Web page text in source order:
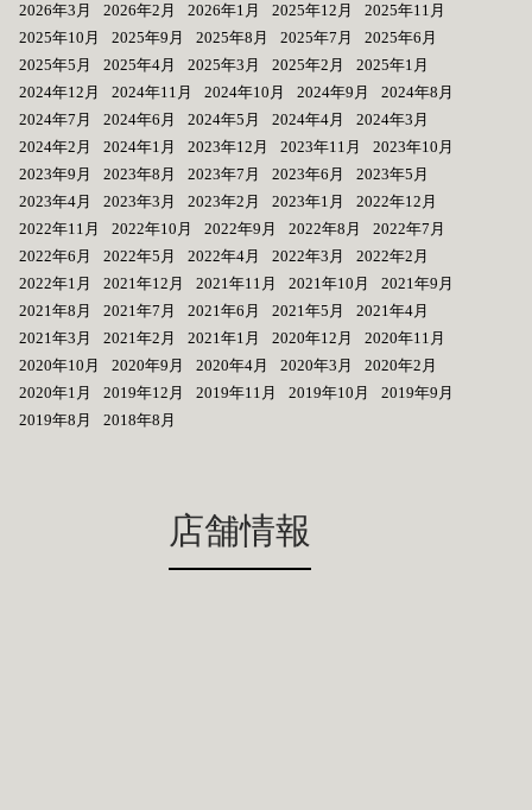
2026年3月 2026年2月 2026年1月 2025年12月
2025年11月
2025年10月
2025年9月 2025年8月 2025年7月
2025年6月
2025年5月
2025年4月 2025年3月 2025年2月
2025年1月
2024年12月
2024年11月 2024年10月 2024年9月
2024年8月
2024年7月
2024年6月 2024年5月 2024年4月
2024年3月
2024年2月
2024年1月 2023年12月 2023年11月
2023年10月
2023年9月
2023年8月 2023年7月 2023年6月
2023年5月
2023年4月
2023年3月 2023年2月 2023年1月
2022年12月
2022年11月
2022年10月 2022年9月 2022年8月
2022年7月
2022年6月
2022年5月 2022年4月 2022年3月
2022年2月
2022年1月
2021年12月 2021年11月 2021年10月
2021年9月
2021年8月
2021年7月 2021年6月 2021年5月
2021年4月
2021年3月
2021年2月 2021年1月 2020年12月
2020年11月
2020年10月
2020年9月 2020年4月 2020年3月
2020年2月
2020年1月
2019年12月 2019年11月 2019年10月
2019年9月
2019年8月
2018年8月
店舗情報